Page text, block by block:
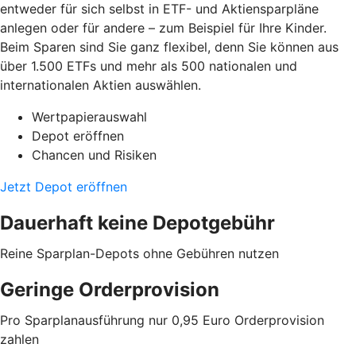
entweder für sich selbst in ETF- und Aktiensparpläne
anlegen oder für andere – zum Beispiel für Ihre Kinder.
Beim Sparen sind Sie ganz flexibel, denn Sie können aus
über 1.500 ETFs und mehr als 500 nationalen und
internationalen Aktien auswählen.
Wertpapierauswahl
Depot eröffnen
Chancen und Risiken
Jetzt Depot eröffnen
Dauerhaft keine Depotgebühr
Reine Sparplan-Depots ohne Gebühren nutzen
Geringe Orderprovision
Pro Sparplanausführung nur 0,95 Euro Orderprovision
zahlen